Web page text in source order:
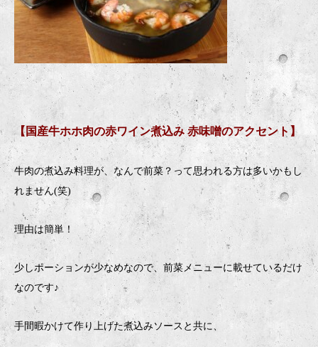
【国産牛ホホ肉の赤ワイン煮込み 赤味噌のアクセント】
牛肉の煮込み料理が、なんで前菜？って思われる方は多いかもし
れません(笑)
理由は簡単！
少しポーションが少なめなので、前菜メニューに載せているだけ
なのです♪
手間暇かけて作り上げた煮込みソースと共に、